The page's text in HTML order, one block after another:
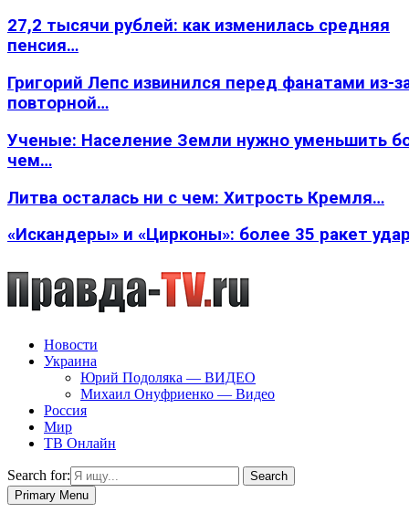
27,2 тысячи рублей: как изменилась средняя
пенсия…
Григорий Лепс извинился перед фанатами из-
повторной…
Ученые: Население Земли нужно уменьшить
чем…
Литва осталась ни с чем: Хитрость Кремля…
«Искандеры» и «Цирконы»: более 35 ракет
Новости
Украина
Юрий Подоляка — ВИДЕО
Михаил Онуфриенко — Видео
Россия
Мир
ТВ Онлайн
Search for:
Search
Primary Menu